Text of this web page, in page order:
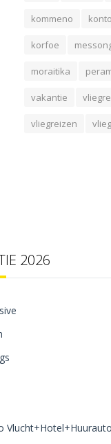
kommeno
korfoe
moraitika
vakantie
vliegreizen
2026
Vlucht+Hotel+Huurauto